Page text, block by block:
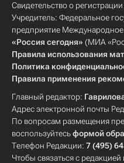
Свидетельство о
Учредитель: Федеральное
предприятие
«Россия сегодня» (МИА
Правила использования
Политика
Правила применения
Главный редактор:
Адрес электронной почты
По вопросам размещения
воспользуйтесьформой
Телефон Редакции: 7 (495)
Чтобы связаться с